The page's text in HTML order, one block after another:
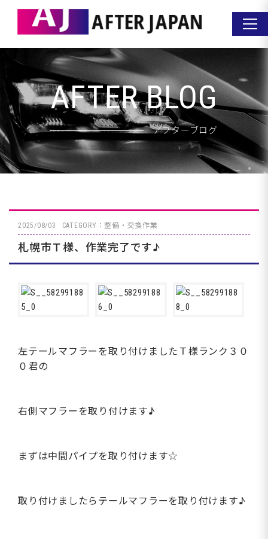
AFTER BLOG
アフターブログ
2025/08/03 CATEGORY：整備・交換作業
札幌市Ｔ様、作業完了です♪
左テールマフラーを取り付けましたＴ様ランク３０
０君の
右側マフラーを取り付けます♪
まずは中間パイプを取り付けます☆
取り付けましたらテールマフラーを取り付けます♪